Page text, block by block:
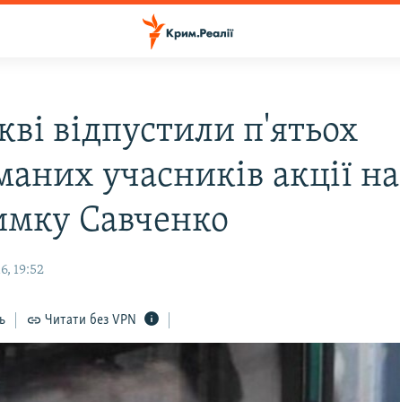
відпустили п'ятьох
учасників акції на
Савченко
19:52
Читати без VPN